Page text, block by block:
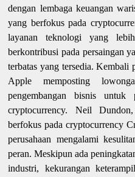
dengan lembaga keuangan
yang berfokus pada
layanan teknologi yang
berkontribusi pada persaingan
terbatas yang tersedia. Kembali
Apple memposting
pengembangan bisnis untuk
cryptocurrency. Neil
berfokus pada cryptocurrency
perusahaan mengalami
peran. Meskipun ada
industri, kekurangan